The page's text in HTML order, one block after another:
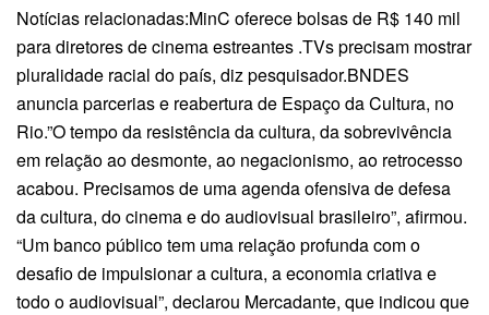
Notícias relacionadas:MinC oferece bolsas de R$ 140 mil
para diretores de cinema estreantes .TVs precisam mostrar
pluralidade racial do país, diz pesquisador.BNDES
anuncia parcerias e reabertura de Espaço da Cultura, no
Rio.”O tempo da resistência da cultura, da sobrevivência
em relação ao desmonte, ao negacionismo, ao retrocesso
acabou. Precisamos de uma agenda ofensiva de defesa
da cultura, do cinema e do audiovisual brasileiro”, afirmou.
“Um banco público tem uma relação profunda com o
desafio de impulsionar a cultura, a economia criativa e
todo o audiovisual”, declarou Mercadante, que indicou que